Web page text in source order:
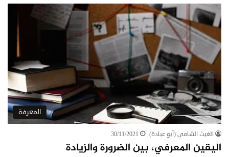
المعرفة
الغيث الشامي (أبو عبادة) 30/11/2021
اليقين المعرفي، بين الضرورة والزيادة